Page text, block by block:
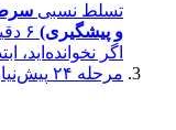
تسلط نسبی
و پیشگیری) ۶ دقیقه مطالعه
اگر نخوانده‌اید،
مرحله ۲۴